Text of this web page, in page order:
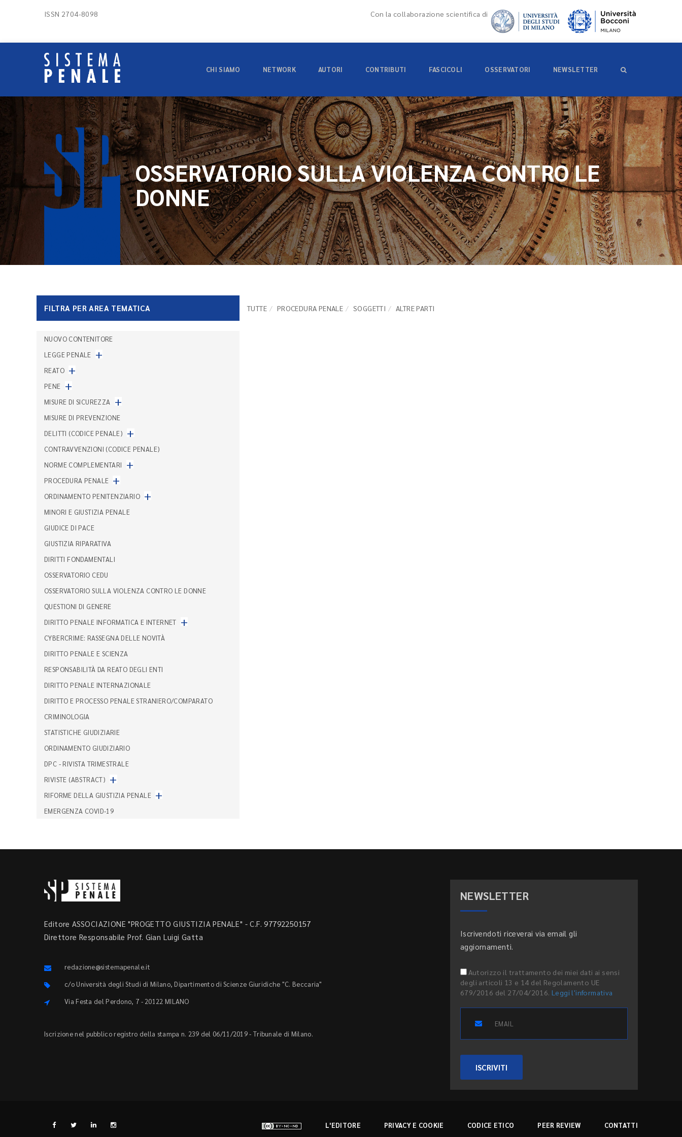
ISSN 2704-8098 Con la collaborazione scientifica di
CHI SIAMO NETWORK AUTORI CONTRIBUTI FASCICOLI OSSERVATORI NEWSLETTER
OSSERVATORIO SULLA VIOLENZA CONTRO LE
DONNE
FILTRA PER AREA TEMATICA TUTTE PROCEDURA PENALE SOGGETTI ALTRE PARTI
NUOVO CONTENITORE
LEGGE PENALE +
REATO +
PENE +
MISURE DI SICUREZZA +
MISURE DI PREVENZIONE
DELITTI (CODICE PENALE) +
CONTRAVVENZIONI (CODICE PENALE)
NORME COMPLEMENTARI
+
PROCEDURA PENALE +
ORDINAMENTO PENITENZIARIO +
MINORI E GIUSTIZIA PENALE
GIUDICE DI PACE
GIUSTIZIA RIPARATIVA
DIRITTI FONDAMENTALI
OSSERVATORIO CEDU
OSSERVATORIO SULLA VIOLENZA CONTRO LE DONNE
QUESTIONI DI GENERE
DIRITTO PENALE INFORMATICA E INTERNET +
CYBERCRIME: RASSEGNA DELLE NOVITÀ
DIRITTO PENALE E SCIENZA
RESPONSABILITÀ DA REATO DEGLI ENTI
DIRITTO PENALE INTERNAZIONALE
DIRITTO E PROCESSO PENALE STRANIERO/COMPARATO
CRIMINOLOGIA
STATISTICHE GIUDIZIARIE
ORDINAMENTO GIUDIZIARIO
DPC - RIVISTA TRIMESTRALE
RIVISTE (ABSTRACT) +
RIFORME DELLA GIUSTIZIA PENALE +
EMERGENZA COVID-19
Editore ASSOCIAZIONE "PROGETTO GIUSTIZIA PENALE" - C.F. 97792250157
Direttore Responsabile Prof. Gian Luigi Gatta
redazione@sistemapenale.it
c/o Università degli Studi di Milano, Dipartimento di Scienze Giuridiche "C. Beccaria"
Via Festa del Perdono, 7 - 20122 MILANO
Iscrizione nel pubblico registro della stampa n. 239 del 06/11/2019 - Tribunale di Milano.
NEWSLETTER
Iscrivendoti riceverai via email gli
aggiornamenti.
Autorizzo il trattamento dei miei dati ai sensi
degli articoli 13 e 14 del Regolamento UE
679/2016 del 27/04/2016. Leggi l'informativa
ISCRIVITI
L'EDITORE PRIVACY E COOKIE CODICE ETICO PEER REVIEW CONTATTI